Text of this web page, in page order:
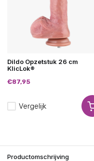
Dildo Opzetstuk 26 cm
KlicLok®
€87,95
Vergelijk
Productomschrijving